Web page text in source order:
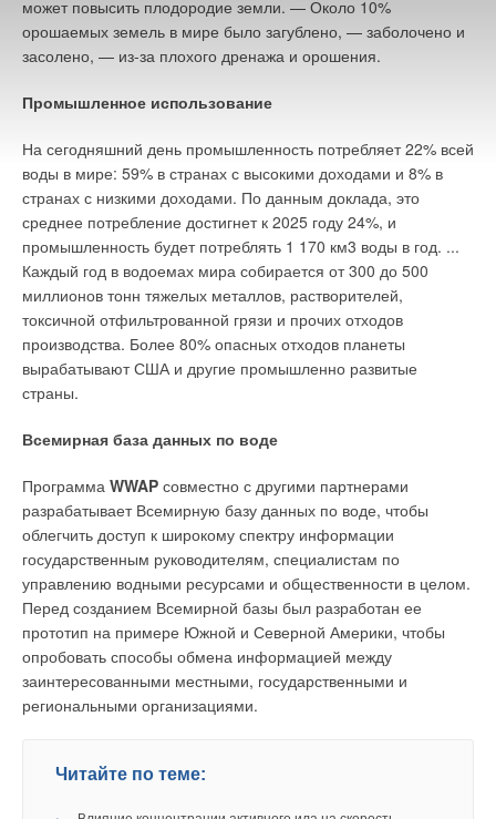
может повысить плодородие земли. — Около 10%
орошаемых земель в мире было загублено, — заболочено и
засолено, — из-за плохого дренажа и орошения.
Промышленное использование
На сегодняшний день промышленность потребляет 22% всей
воды в мире: 59% в странах с высокими доходами и 8% в
странах с низкими доходами. По данным доклада, это
среднее потребление достигнет к 2025 году 24%, и
промышленность будет потреблять 1 170 км3 воды в год. ...
Каждый год в водоемах мира собирается от 300 до 500
миллионов тонн тяжелых металлов, растворителей,
токсичной отфильтрованной грязи и прочих отходов
производства. Более 80% опасных отходов планеты
вырабатывают США и другие промышленно развитые
страны.
Всемирная база данных по воде
Программа WWAP совместно с другими партнерами
разрабатывает Всемирную базу данных по воде, чтобы
облегчить доступ к широкому спектру информации
государственным руководителям, специалистам по
управлению водными ресурсами и общественности в целом.
Перед созданием Всемирной базы был разработан ее
прототип на примере Южной и Северной Америки, чтобы
опробовать способы обмена информацией между
заинтересованными местными, государственными и
региональными организациями.
Читайте по теме:
В настоящее время эффективность и смысл таких
реконструкцией ограничены низкими тарифами на
изношенность и энергетическую невыгодность
существующие тренды и неизбежность роста цен энергии
(газ, электричество) в скором времени изменят данное
состояние и предприятия будут вынуждены искать пути
эффективного использования энергии.
Читайте по теме:
→ Об утилизации тепловых отходов
ЖУРНАЛ СОК ИЮНЬ 2026
→
Совершенствование отопительно-вентиляционных
панели при эксплуатации в действующей котельной
→
Водонагреватель Royal Thermo Smalto Inverter:
интеллект, стиль и энергоэффективность
ЖУРНАЛ СОК ИЮНЬ 2026
→
RIFAR SUPReMO: высочайший стандарт надёжности в
мире приборов отопления
ЖУРНАЛ СОК МАЙ 2026